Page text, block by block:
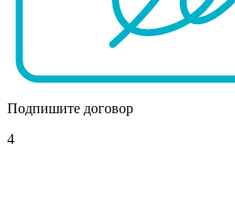
Подпишите договор
4